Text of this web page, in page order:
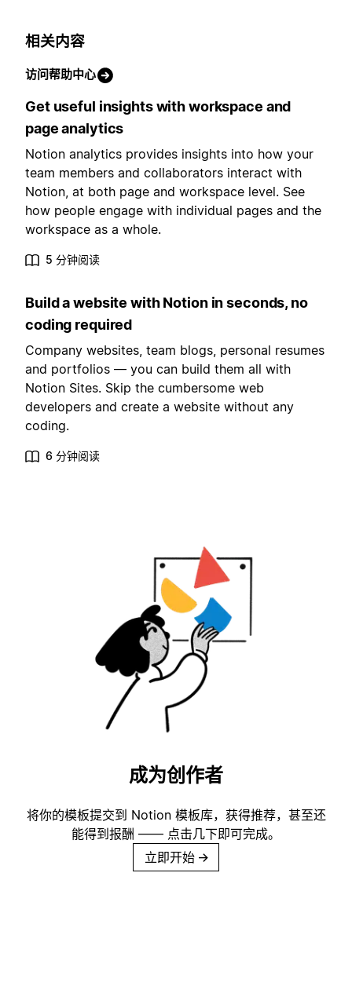
相关内容
访问帮助中心
Get useful insights with workspace and
page analytics
Notion analytics provides insights into how your
team members and collaborators interact with
Notion, at both page and workspace level. See
how people engage with individual pages and the
workspace as a whole.
5 分钟阅读
Build a website with Notion in seconds, no
coding required
Company websites, team blogs, personal resumes
and portfolios — you can build them all with
Notion Sites. Skip the cumbersome web
developers and create a website without any
coding.
6 分钟阅读
成为创作者
将你的模板提交到 Notion 模板库，获得推荐，甚至还
能得到报酬 —— 点击几下即可完成。
立即开始 →